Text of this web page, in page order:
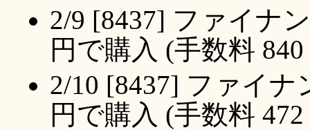
2/9 [8437] ファイナ
円で購入 (手数料
2/10 [8437] ファイナ
円で購入 (手数料